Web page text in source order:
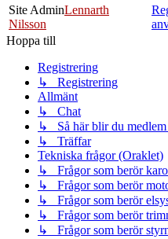
Site AdminLennarth
Nilsson
Hoppa till
Registrering
↳ Registrering
Allmänt
↳ Chat
↳ Så här blir du
↳ Träffar
Tekniska frågor (Oraklet)
↳ Frågor som berör
↳ Frågor som berör
↳ Frågor som berör
↳ Frågor som berör
↳ Frågor som berör